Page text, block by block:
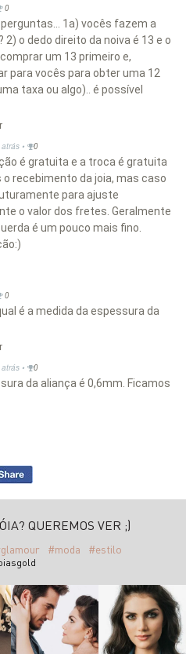
0
1a) vocês fazem a
o dedo direito da noiva é 13 e o
um 13 primeiro e,
para vocês para obter uma 12
taxa ou algo).. é possível
• 0
é gratuita e a troca é gratuita
recebimento da joia, mas caso
para ajuste
o valor dos fretes. Geralmente
é um pouco mais fino.
0
é a medida da espessura da
• 0
da aliança é 0,6mm. Ficamos
QUEREMOS VER ;)
#moda #estilo